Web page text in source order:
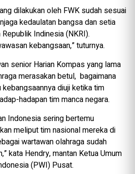
dilakukan oleh FWK sudah sesuai
kedaulatan bangsa dan setia
Indinesia (NKRI).
kebangsaan,” tuturnya.
senior Harian Kompas yang lama
merasakan betul, bagaimana
diuji ketika tim
hadapan tim manca negara.
Indonesia sering bertemu
meliput tim nasional mereka di
wartawan olahraga sudah
kata Hendry, mantan Ketua Umum
(PWI) Pusat.